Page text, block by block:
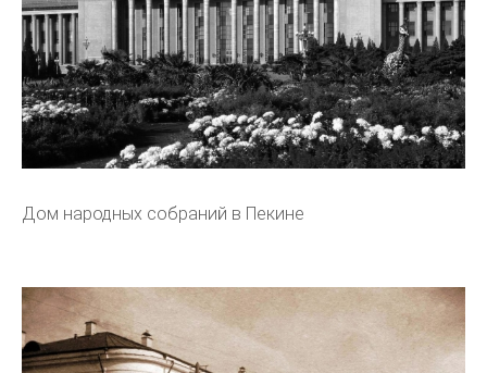
Дом народных собраний в Пекине